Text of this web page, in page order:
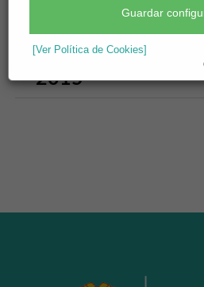
Guardar
[Ver Política de Cookies]
2019
2015